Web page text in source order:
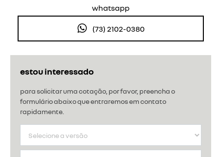
estou interessado
para solicitar uma cotação, por favor, preencha o
formulário abaixo que entraremos em contato
rapidamente.
whatsapp
(73) 2102-0380